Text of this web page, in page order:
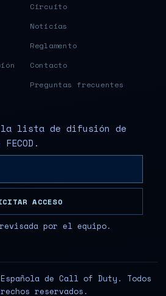
Circuito
Noticias
Reglamento
Contacto
Preguntas frecuentes
lista de difusión de
ACCESO
por el equipo.
Española de Call of Duty. Todos
reservados.